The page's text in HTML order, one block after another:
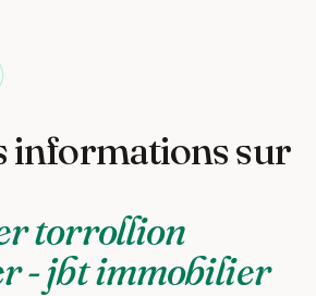
informations sur
torrollion
- jbt immobilier